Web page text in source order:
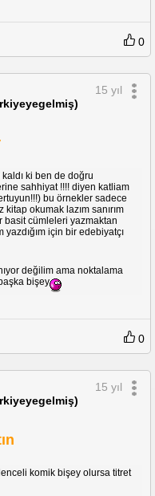
0
15 yıl
ki ben de doğru
sahhiyat !!!! diyen katliam
bu örnekler sadece
okumak lazım sanırım
basit cümleleri yazmaktan
için bir edebiyatçı
değilim ama noktalama
bişey
0
15 yıl
komik bişey olursa titret